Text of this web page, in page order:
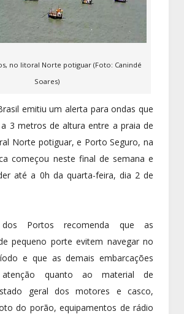
no litoral Norte potiguar (Foto: Canindé
Soares)
emitiu um alerta para ondas que
3 metros de altura entre a praia de
Norte potiguar, e Porto Seguro, na
começou neste final de semana e
até a 0h da quarta-feira, dia 2 de
Portos recomenda que as
pequeno porte evitem navegar no
e que as demais embarcações
quanto ao material de
geral dos motores e casco,
do porão, equipamentos de rádio